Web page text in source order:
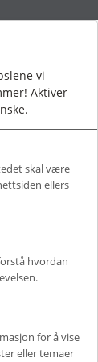
vi
Aktiver
skal være
ellers
hvordan
for å vise
eller temaer